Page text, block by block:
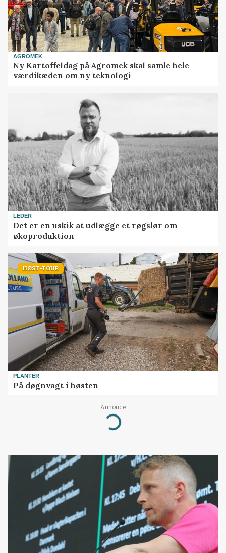
AGROMEK
Ny Kartoffeldag på Agromek skal samle hele
værdikæden om ny teknologi
LEDER
Det er en uskik at udlægge et røgslør om
økoproduktion
HØST-TOUR
PLANTER
På døgnvagt i høsten
Annonce
Loading...